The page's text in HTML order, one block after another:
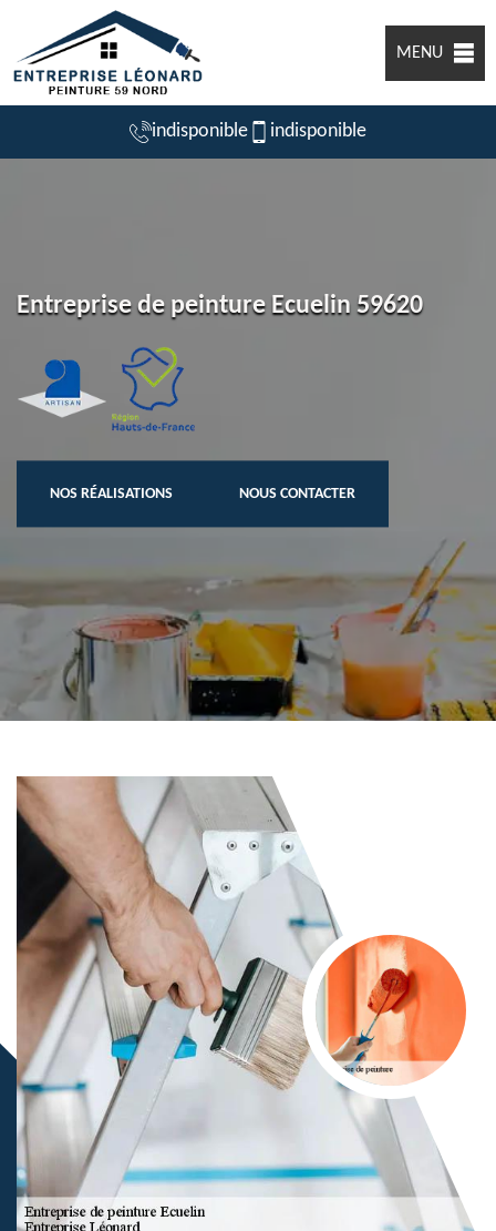
MENU
indisponible indisponible
Entreprise de peinture Ecuelin 59620
NOS RÉALISATIONS NOUS CONTACTER